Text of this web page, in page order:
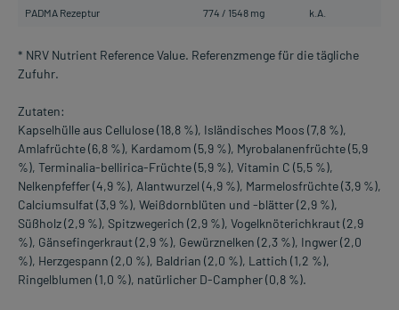
PADMA Rezeptur 774 / 1548 mg k.A.
* NRV Nutrient Reference Value. Referenzmenge für die tägliche
Zufuhr.
Zutaten:
Kapselhülle aus Cellulose (18,8 %), Isländisches Moos (7,8 %),
Amlafrüchte (6,8 %), Kardamom (5,9 %), Myrobalanenfrüchte (5,9
%), Terminalia-bellirica-Früchte (5,9 %), Vitamin C (5,5 %),
Nelkenpfeffer (4,9 %), Alantwurzel (4,9 %), Marmelosfrüchte (3,9 %),
Calciumsulfat (3,9 %), Weißdornblüten und -blätter (2,9 %),
Süßholz (2,9 %), Spitzwegerich (2,9 %), Vogelknöterichkraut (2,9
%), Gänsefingerkraut (2,9 %), Gewürznelken (2,3 %), Ingwer (2,0
%), Herzgespann (2,0 %), Baldrian (2,0 %), Lattich (1,2 %),
Ringelblumen (1,0 %), natürlicher D-Campher (0,8 %).